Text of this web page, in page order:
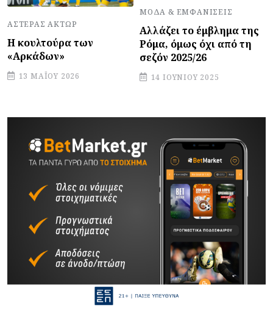
ΑΣΤΈΡΑΣ ΆΚΤΩΡ
Η κουλτούρα των
«Αρκάδων»
13 ΜΑΪ́ΟΥ 2026
ΜΌΔΑ & ΕΜΦΑΝΊΣΕΙΣ
Αλλάζει το έμβλημα της
Ρόμα, όμως όχι από τη
σεζόν 2025/26
14 ΙΟΥΝΊΟΥ 2025